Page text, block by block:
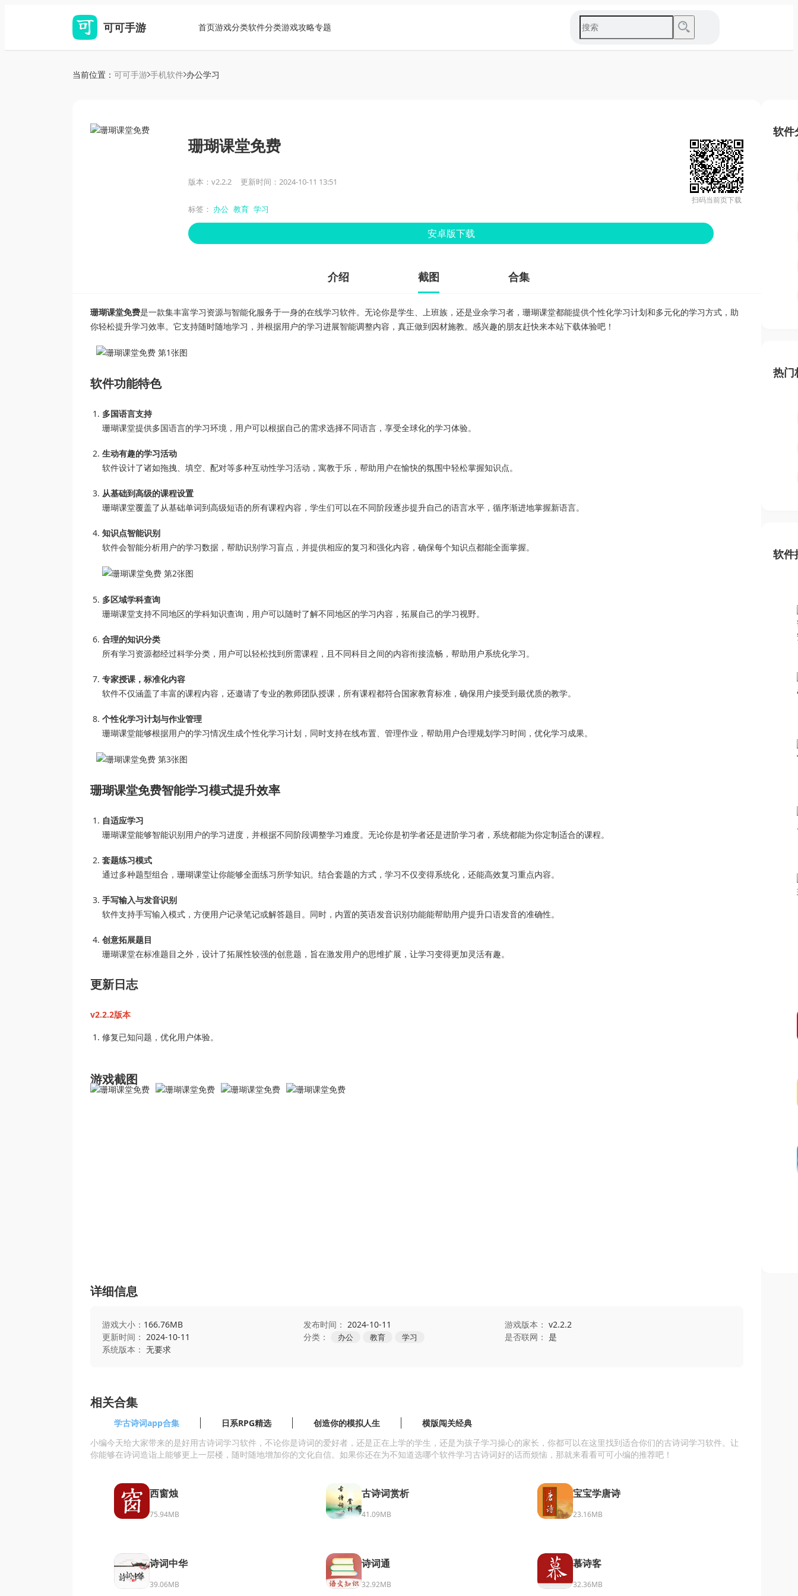
可可手游 首页游戏分类软件分类游戏攻略专题
当前位置： 可可手游 手机软件 办公学习
珊瑚课堂免费
版本：v2.2.2 更新时间：2024-10-11 13:51
标签： 办公 教育 学习
安卓版下载
扫码当前页下载
介绍 截图 合集
珊瑚课堂免费是一款集丰富学习资源与智能化服务于一身的在线学习软件。无论你是学生、上班族，还是业余学习者，珊瑚课堂都能提供个性化学习计划和多元化的学习方式，助
你轻松提升学习效率。它支持随时随地学习，并根据用户的学习进展智能调整内容，真正做到因材施教。感兴趣的朋友赶快来本站下载体验吧！
软件功能特色
多国语言支持
珊瑚课堂提供多国语言的学习环境，用户可以根据自己的需求选择不同语言，享受全球化的学习体验。
生动有趣的学习活动
软件设计了诸如拖拽、填空、配对等多种互动性学习活动，寓教于乐，帮助用户在愉快的氛围中轻松掌握知识点。
从基础到高级的课程设置
珊瑚课堂覆盖了从基础单词到高级短语的所有课程内容，学生们可以在不同阶段逐步提升自己的语言水平，循序渐进地掌握新语言。
知识点智能识别
软件会智能分析用户的学习数据，帮助识别学习盲点，并提供相应的复习和强化内容，确保每个知识点都能全面掌握。
多区域学科查询
珊瑚课堂支持不同地区的学科知识查询，用户可以随时了解不同地区的学习内容，拓展自己的学习视野。
合理的知识分类
所有学习资源都经过科学分类，用户可以轻松找到所需课程，且不同科目之间的内容衔接流畅，帮助用户系统化学习。
专家授课，标准化内容
软件不仅涵盖了丰富的课程内容，还邀请了专业的教师团队授课，所有课程都符合国家教育标准，确保用户接受到最优质的教学。
个性化学习计划与作业管理
珊瑚课堂能够根据用户的学习情况生成个性化学习计划，同时支持在线布置、管理作业，帮助用户合理规划学习时间，优化学习成果。
珊瑚课堂免费智能学习模式提升效率
自适应学习
珊瑚课堂能够智能识别用户的学习进度，并根据不同阶段调整学习难度。无论你是初学者还是进阶学习者，系统都能为你定制适合的课程。
套题练习模式
通过多种题型组合，珊瑚课堂让你能够全面练习所学知识。结合套题的方式，学习不仅变得系统化，还能高效复习重点内容。
手写输入与发音识别
软件支持手写输入模式，方便用户记录笔记或解答题目。同时，内置的英语发音识别功能能帮助用户提升口语发音的准确性。
创意拓展题目
珊瑚课堂在标准题目之外，设计了拓展性较强的创意题，旨在激发用户的思维扩展，让学习变得更加灵活有趣。
更新日志
v2.2.2版本
修复已知问题，优化用户体验。
游戏截图
详细信息
游戏大小： 166.76MB 发布时间： 2024-10-11 游戏版本： v2.2.2
更新时间： 2024-10-11 分类： 办公 教育 学习 是否联网： 是
系统版本： 无要求
相关合集
学古诗词app合集 日系RPG精选 创造你的模拟人生
横版闯关经典
小编今天给大家带来的是好用古诗词学习软件，不论你是诗词的爱好者，还是正在上学的学生，还是为孩子学习操心的家长，你都可以在这里找到适合你们的古诗词学习软件。让
你能够在诗词造诣上能够更上一层楼，随时随地增加你的文化自信。如果你还在为不知道选哪个软件学习古诗词好的话而烦恼，那就来看看可可小编的推荐吧！
西窗烛
75.94MB
古诗词赏析
41.09MB
宝宝学唐诗
23.16MB
诗词中华
39.06MB
诗词通
32.92MB
慕诗客
32.36MB
软件
热门
软件